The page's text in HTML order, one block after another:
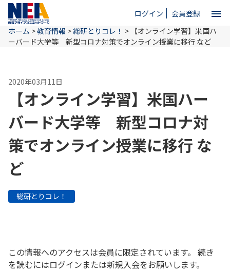
ログイン 会員登録 menu
close
ホーム
NEAとは
教育情報
ホーム >教育情報 >総研とりコレ！ > 【オンライン学習】米国ハ
ーバード大学等 新型コロナ対策でオンライン授業に移行 など
2020年03月11日
【オンライン学習】米国ハー
バード大学等 新型コロナ対
策でオンライン授業に移行 な
ど
総研とりコレ！
この情報へのアクセスは会員に限定されています。 続き
を読むにはログインまたは新規入会をお願いします。